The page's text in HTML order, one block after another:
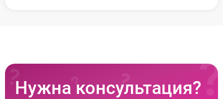
Нужна консультация?